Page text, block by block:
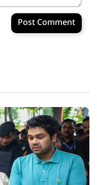
Post Comment